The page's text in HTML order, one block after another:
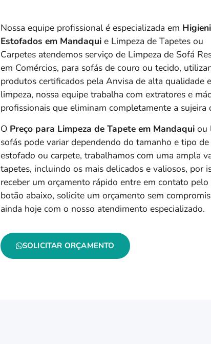
Nossa equipe profissional é especializada em
Estofados em Mandaquie Limpeza de Tapetes ou
Carpetes atendemos serviço de Limpeza de Sofá
em Comércios, para sofás de couro ou tecido,
produtos certificados pela Anvisa de alta qualidade
limpeza, nossa equipe trabalha com extratores e
profissionais que eliminam completamente a sujeira
O Preço para Limpeza de Tapete em Mandaquiou
sofás pode variar dependendo do tamanho e tipo
estofado ou carpete, trabalhamos com uma ampla
tapetes, incluindo os mais delicados e valiosos, por
receber um orçamento rápido entre em contato
botão abaixo, solicite um orçamento sem
ainda hoje com o nosso atendimento especializado.
SOLICITAR ORÇAMENTO